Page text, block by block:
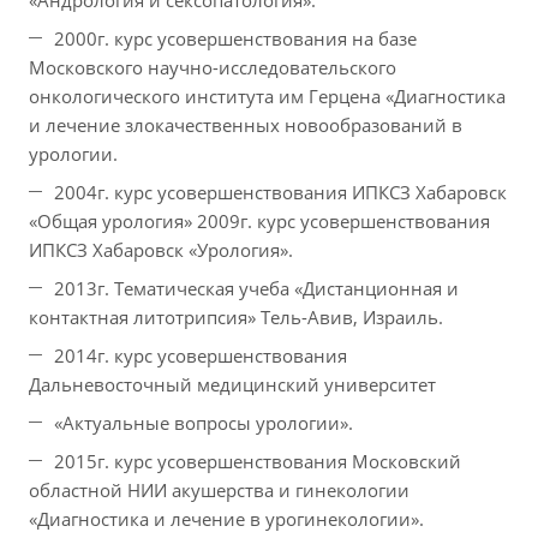
2000г. курс усовершенствования на базе
Московского научно-исследовательского
онкологического института им Герцена «Диагностика
и лечение злокачественных новообразований в
урологии.
2004г. курс усовершенствования ИПКСЗ Хабаровск
«Общая урология» 2009г. курс усовершенствования
ИПКСЗ Хабаровск «Урология».
2013г. Тематическая учеба «Дистанционная и
контактная литотрипсия» Тель-Авив, Израиль.
2014г. курс усовершенствования
Дальневосточный медицинский университет
«Актуальные вопросы урологии».
2015г. курс усовершенствования Московский
областной НИИ акушерства и гинекологии
«Диагностика и лечение в урогинекологии».